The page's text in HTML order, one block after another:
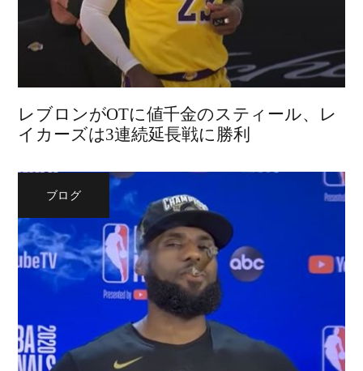
レブロンがOTに値千金のスティール、レ
イカーズは3連続延長戦に勝利
ブログ